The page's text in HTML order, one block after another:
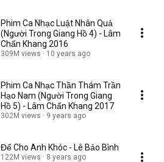
Phim Ca Nhạc Luật Nhân Quả
(Người Trong Giang Hồ 4) - Lâm
Chấn Khang 2016
309M views 10 years ago
Phim Ca Nhạc Thần Thám Trần
Hạo Nam (Người Trong Giang
Hồ 5) - Lâm Chấn Khang 2017
302M views 9 years ago
Để Cho Anh Khóc - Lê Bảo Bình
122M views 8 years ago